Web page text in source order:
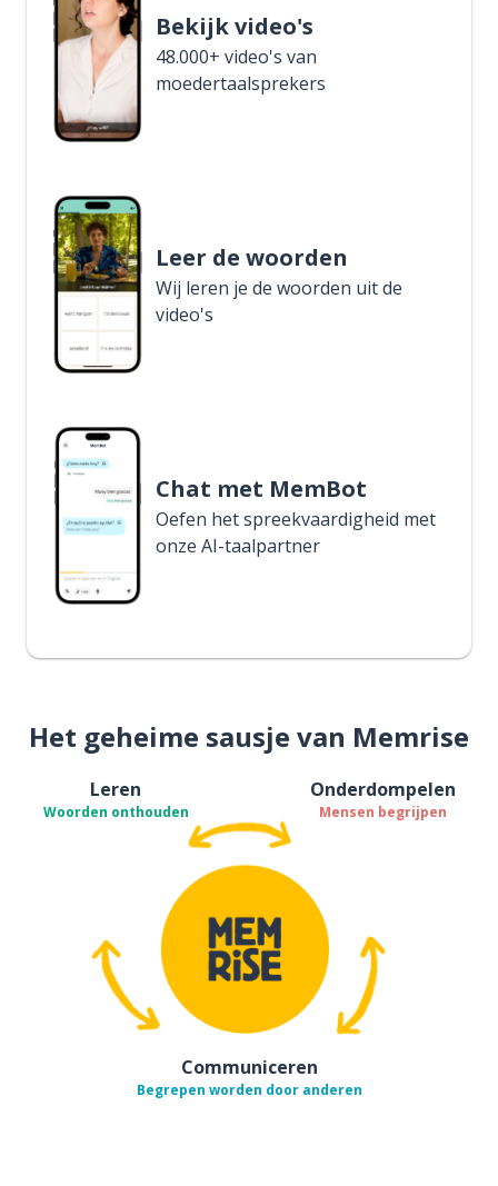
Bekijk video's
48.000+ video's van
moedertaalsprekers
Leer de woorden
Wij leren je de woorden uit de
video's
Chat met MemBot
Oefen het spreekvaardigheid met
onze AI-taalpartner
Het geheime sausje van Memrise
Leren
Woorden onthouden
Onderdompelen
Mensen begrijpen
Communiceren
Begrepen worden door anderen